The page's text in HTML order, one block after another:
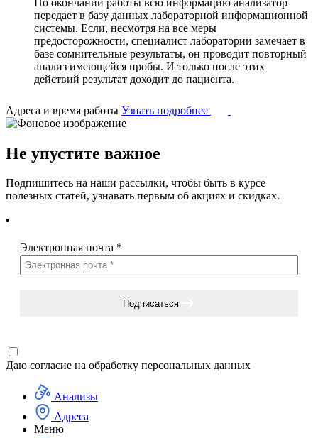
передает в базу данных лабораторной информационной
системы. Если, несмотря на все меры
предосторожности, специалист лаборатории замечает в
базе сомнительные результаты, он проводит повторный
анализ имеющейся пробы. И только после этих
действий результат доходит до пациента.
Адреса и время работы Узнать подробнее
Не упустите важное
Подпишитесь на наши рассылки, чтобы быть в курсе
полезных статей, узнавать первым об акциях и скидках.
Электронная почта *
Подписаться
Даю согласие на обработку персональных данных
Анализы
Адреса
Меню